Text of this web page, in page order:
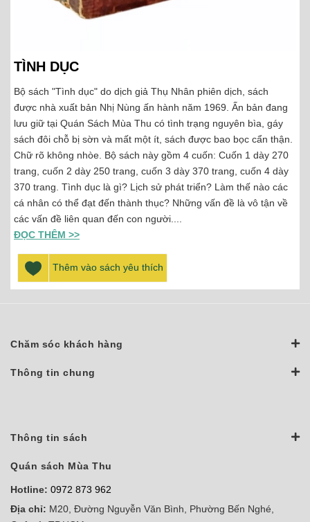
TÌNH DỤC
Bộ sách "Tình dục" do dịch giả Thụ Nhân phiên dịch, sách
được nhà xuất bản Nhị Nùng ấn hành năm 1969. Ấn bản đang
lưu giữ tại Quán Sách Mùa Thu có tình trạng nguyên bìa, gáy
sách đôi chỗ bị sờn và mất một ít, sách được bao bọc cẩn thận.
Chữ rõ không nhòe. Bộ sách này gồm 4 cuốn: Cuốn 1 dày 270
trang, cuốn 2 dày 250 trang, cuốn 3 dày 370 trang, cuốn 4 dày
370 trang. Tình dục là gì? Lịch sử phát triển? Làm thế nào các
cá nhân có thể đạt đến thành thục? Những vấn đề là vô tận về
các vấn đề liên quan đến con người....
ĐỌC THÊM >>
Thêm vào sách yêu thích
Chăm sóc khách hàng
Thông tin chung
Thông tin sách
Quán sách Mùa Thu
Hotline: 0972 873 962
Địa chỉ: M20, Đường Nguyễn Văn Bình, Phường Bến Nghé,